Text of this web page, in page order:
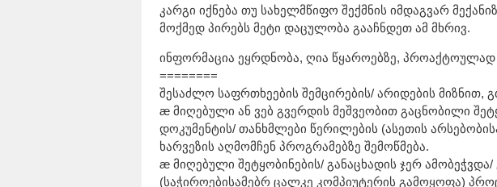
კარგი იქნება თუ სახელმწიფო შექმნის იმდაგვარ
მოქმედ პირებს მეტი დაცულობა გააჩნდეთ ამ მხრივ.
ინფორმაცია ეყრდნობა, ღია წყაროებზე,
========
შესაძლო საფრთხეების შემცირების/ არიდების
æ მიღებული ან ვებ გვერდის მეშვეობით გაცნობილი
დოკუმენტის/ თანხმლები წერილების (ასეთის
ხარვეზის აღმომჩენ პროგრამებზე შემოწმება.
æ მიღებული შეტყობინების/ განაცხადის ჯერ ამობეჭვდა/
(საჭიროებისამებრ ცალკე კომპიუტერის გამოყოფა)